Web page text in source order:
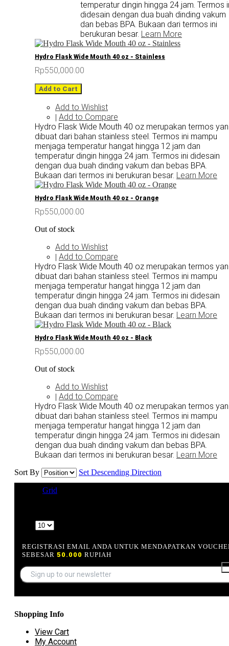
temperatur dingin hingga 24 jam. Termos
didesain dengan dua buah dinding vakum
dan bebas BPA. Bukaan dari termos ini
berukuran besar. Learn More
Hydro Flask Wide Mouth 40 oz - Stainless
Rp550,000.00
Add to Cart
Add to Wishlist
| Add to Compare
Hydro Flask Wide Mouth 40 oz merupakan termos
dibuat dari bahan stainless steel. Termos ini mampu
menjaga temperatur hangat hingga 12 jam dan
temperatur dingin hingga 24 jam. Termos ini didesain
dengan dua buah dinding vakum dan bebas BPA.
Bukaan dari termos ini berukuran besar. Learn More
Hydro Flask Wide Mouth 40 oz - Orange
Rp550,000.00
Out of stock
Add to Wishlist
| Add to Compare
Hydro Flask Wide Mouth 40 oz merupakan termos
dibuat dari bahan stainless steel. Termos ini mampu
menjaga temperatur hangat hingga 12 jam dan
temperatur dingin hingga 24 jam. Termos ini didesain
dengan dua buah dinding vakum dan bebas BPA.
Bukaan dari termos ini berukuran besar. Learn More
Hydro Flask Wide Mouth 40 oz - Black
Rp550,000.00
Out of stock
Add to Wishlist
| Add to Compare
Hydro Flask Wide Mouth 40 oz merupakan termos
dibuat dari bahan stainless steel. Termos ini mampu
menjaga temperatur hangat hingga 12 jam dan
temperatur dingin hingga 24 jam. Termos ini didesain
dengan dua buah dinding vakum dan bebas BPA.
Bukaan dari termos ini berukuran besar. Learn More
Sort By Set Descending Direction
Grid
REGISTRASI EMAIL ANDA UNTUK MENDAPATKAN
SEBESAR 50.000 RUPIAH
Shopping Info
View Cart
My Account